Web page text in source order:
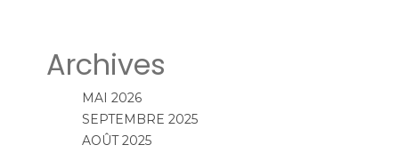
Archives
MAI 2026
SEPTEMBRE 2025
AOÛT 2025